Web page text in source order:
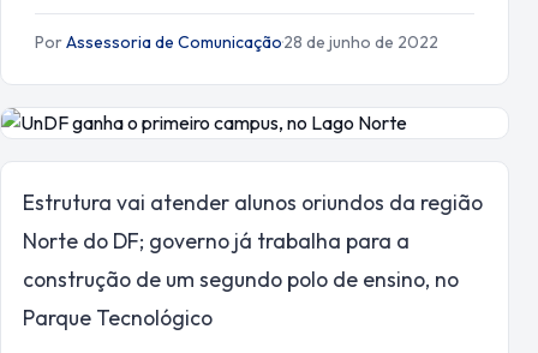
PorAssessoria de Comunicação·28 de junho de 2022
Estrutura vai atender alunos oriundos da região
Norte do DF; governo já trabalha para a
construção de um segundo polo de ensino, no
Parque Tecnológico